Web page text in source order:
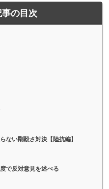
事の目次
ない剛毅さ対決【陸抗編】
で反対意見を述べる